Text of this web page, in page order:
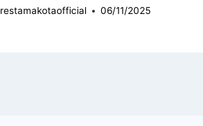
restamakotaofficial 06/11/2025